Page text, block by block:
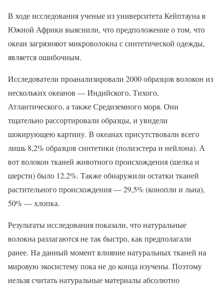
В ходе исследования ученые из университета Кейптауна в
Южной Африки выяснили, что предположение о том, что
океан загрязняют микроволокна с синтетической одежды,
является ошибочным.
Исследователи проанализировали 2000 образцов волокон из
нескольких океанов — Индийского, Тихого,
Атлантического, а также Средиземного моря. Они
тщательно рассортировали образцы, и увидели
шокирующею картину. В океанах присутствовали всего
лишь 8,2% образцов синтетики (полиэстера и нейлона). А
вот волокон тканей животного происхождения (шелка и
шерсти) было 12,2%. Также обнаружили остатки тканей
растительного происхождения — 29,5% (конопли и льна),
50% — хлопка.
Результаты исследования показали, что натуральные
волокна разлагаются не так быстро, как предполагали
ранее. На данный момент влияние натуральных тканей на
мировую экосистему пока не до конца изучены. Поэтому
нельзя считать натуральные материалы абсолютно